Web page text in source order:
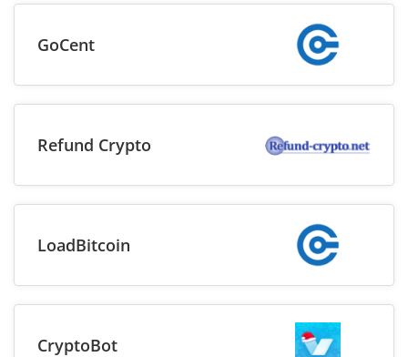
GoCent
Refund Crypto
LoadBitcoin
CryptoBot